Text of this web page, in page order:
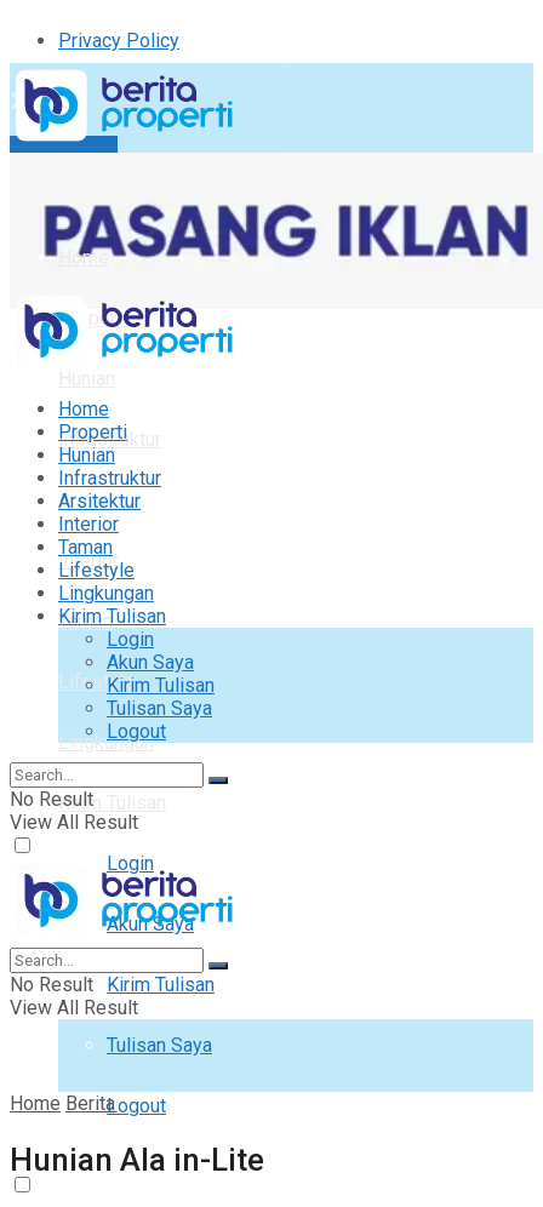
Privacy Policy
Kirim Tulisan
Logout
Home
Properti
Infrastruktur
Arsitektur
Interior
Taman
Lifestyle
Lingkungan
Kirim Tulisan
Login
Akun Saya
Kirim Tulisan
Tulisan Saya
Logout
Home
Properti
Hunian
Infrastruktur
Arsitektur
Interior
Taman
Lifestyle
Lingkungan
Kirim Tulisan
Login
Akun Saya
Kirim Tulisan
Tulisan Saya
Logout
No Result
View All Result
No Result
View All Result
Home Berita
Hunian Ala in-Lite